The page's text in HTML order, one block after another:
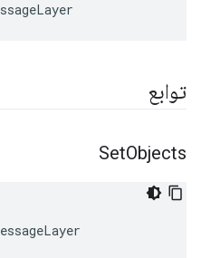
توابع
SetObjects